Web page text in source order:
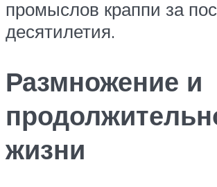
промыслов краппи за
десятилетия.
Размножение и
жизни